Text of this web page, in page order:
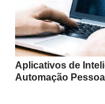
Aplicativos de
Automação Pessoal